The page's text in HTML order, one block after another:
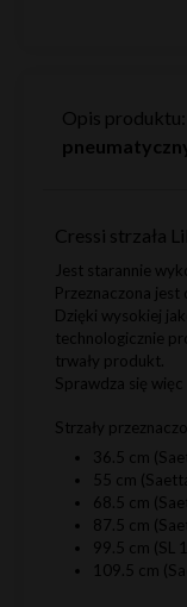
Opis produktu:
Cressi strzała
Jest starannie
Przeznaczona jest
Dzięki wysokiej
technologicznie
trwały produkt.
Sprawdza się
Strzały
36.5 cm
55 cm
68.5 cm
87.5 cm
99.5 cm (SL
109.5 cm